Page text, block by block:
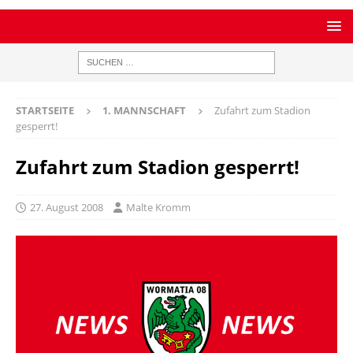
STARTSEITE 1. MANNSCHAFT
Zufahrt zum Stadion
gesperrt!
Zufahrt zum Stadion gesperrt!
27. August 2008 Malte Kromm